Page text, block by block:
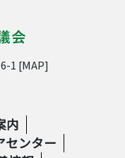
1 [MAP]
内
センター